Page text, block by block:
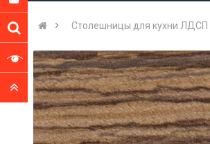
Cтолешницы для кухни ЛДСП